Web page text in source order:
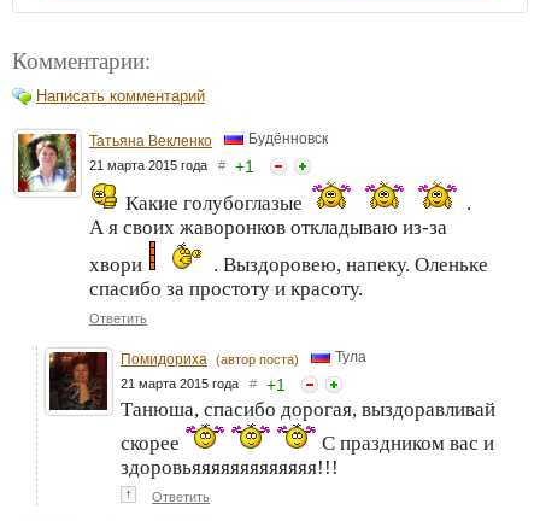
Комментарии:
Написать комментарий
Татьяна Векленко Будённовск
21 марта 2015 года # +1
Какие голубоглазые
.
А я своих жаворонков откладываю из-за
хвори
. Выздоровею, напеку. Оленьке
спасибо за простоту и красоту.
Ответить
Помидориха (автор поста) Тула
21 марта 2015 года # +1
Танюша, спасибо дорогая, выздоравливай
скорее
С праздником вас и
здоровьяяяяяяяяяяяяя!!!
↑ Ответить